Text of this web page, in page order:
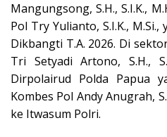
Mangungsong, S.H., S.I.K.,
Pol Try Yulianto, S.I.K.,
Dikbangti T.A. 2026. Di
Tri Setyadi Artono, S.H.,
Dirpolairud Polda Papua
Kombes Pol Andy Anugrah,
ke Itwasum Polri.